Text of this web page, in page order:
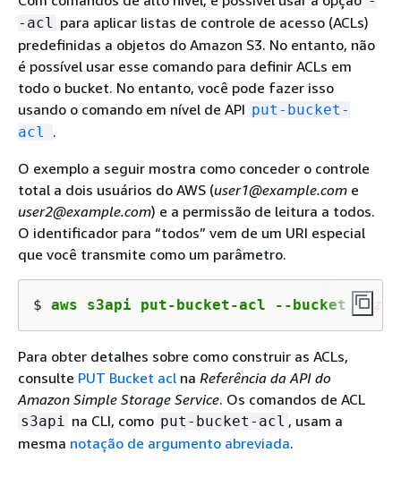
-acl para aplicar listas de controle de acesso (ACLs)
predefinidas a objetos do Amazon S3. No entanto, não
é possível usar esse comando para definir ACLs em
todo o bucket. No entanto, você pode fazer isso
usando o comando em nível de API put-bucket-
acl
.
O exemplo a seguir mostra como conceder o controle
total a dois usuários do AWS (user1@example.com e
user2@example.com) e a permissão de leitura a todos.
O identificador para “todos” vem de um URI especial
que você transmite como um parâmetro.
$ aws s3api put-bucket-acl --bucket amzn
Para obter detalhes sobre como construir as ACLs,
consulte PUT Bucket acl na Referência da API do
Amazon Simple Storage Service. Os comandos de ACL
s3api na CLI, como put-bucket-acl , usam a
mesma notação de argumento abreviada.